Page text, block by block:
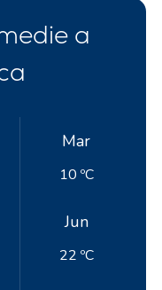
a
Mar
10 ºC
Jun
22 ºC